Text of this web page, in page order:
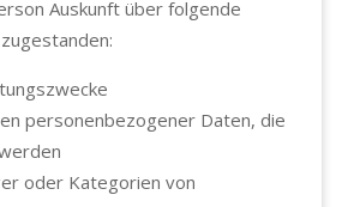
Auskunft über folgende
personenbezogener Daten, die
oder Kategorien von